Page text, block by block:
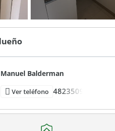
Manuel Balderman
Ver teléfono 4823509